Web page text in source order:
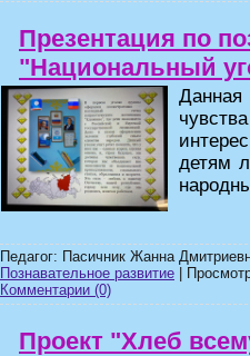
Презентация по
"Национальный
Данная
детям
Педагог: Пасичник Жанна
Познавательное развитие |
Комментарии (0)
Проект "Хлеб